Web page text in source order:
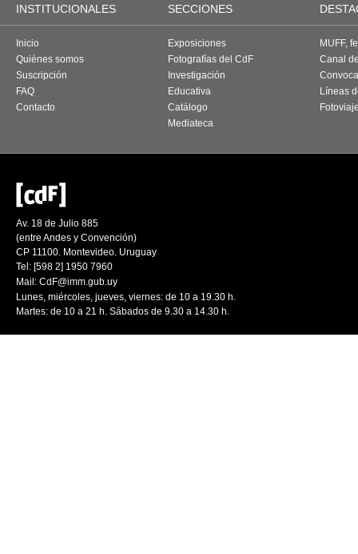
INSTITUCIONALES SECCIONES
Inicio
Quiénes somos
Suscripción
FAQ
Contacto
Exposiciones
Fotografías del CdF
Investigación
Educativa
Catálogo
Mediateca
MUFF,
Canal
Líneas
Av. 18 de Julio 885
(entre Andes y Convención)
CP 11100. Montevideo. Uruguay
Tel: [598 2] 1950 7960
Mail: CdF@imm.gub.uy
Lunes, miércoles, jueves, viernes: de 10 a 19.30 h.
Martes: de 10 a 21 h. Sábados de 9.30 a 14.30 h.